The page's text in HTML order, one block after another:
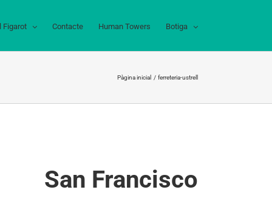
Figarot Contacte Human Towers Botiga
Pàgina inicial ferreteria-ustrell
San Francisco